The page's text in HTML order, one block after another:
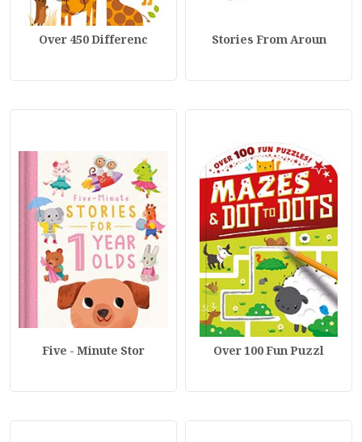
Stories From Aroun
Over 450 Differenc
Over 100 Fun Puzzl
Five - Minute Stor